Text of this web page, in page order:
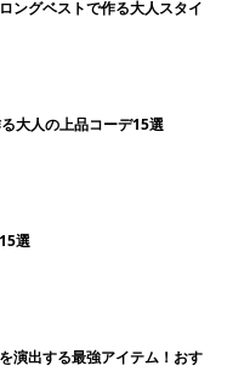
ングベストで作る大人スタイ
大人の上品コーデ15選
選
演出する最強アイテム！おす